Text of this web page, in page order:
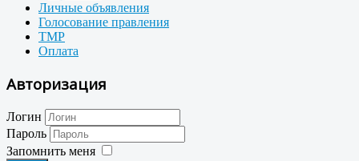
Личные объявления
Голосование правления
TMP
Оплата
Авторизация
Логин
Пароль
Запомнить меня